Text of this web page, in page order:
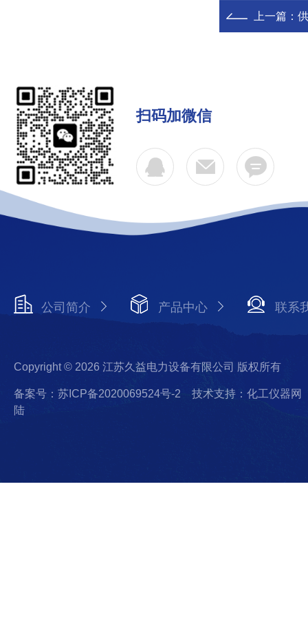
上一篇：
扫码加微信
公司简介 产品中心 联系
Copyright © 2026 江苏久益电力设备有限公司 版权所有
备案号：苏ICP备2020069524号-2
技术支持：化工仪器网
陆